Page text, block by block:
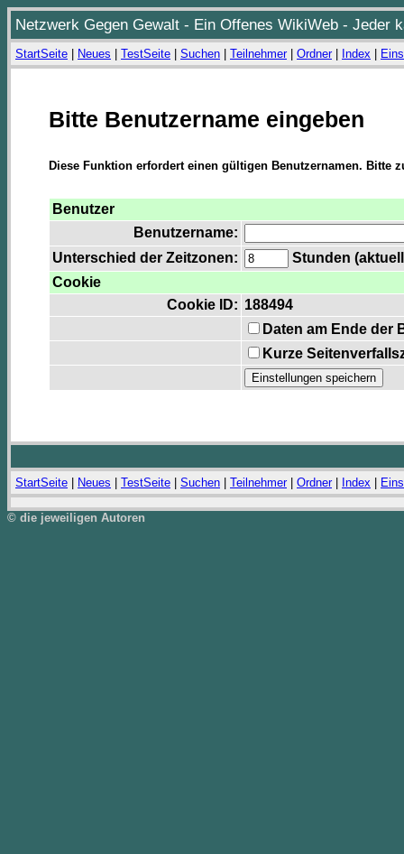
Netzwerk Gegen Gewalt - Ein Offenes WikiWeb - Jeder
StartSeite Neues TestSeite Suchen Teilnehmer| Ordner| Index
Bitte Benutzername eingeben
Diese Funktion erfordert einen gültigen Benutzernamen. Bitte
Benutzer
Benutzername:
Unterschied der Zeitzonen:
Stunden
Cookie
Cookie ID: 188494
Daten am Ende der
Kurze
StartSeite Neues TestSeite Suchen Teilnehmer| Ordner| Index
© die jeweiligen Autoren